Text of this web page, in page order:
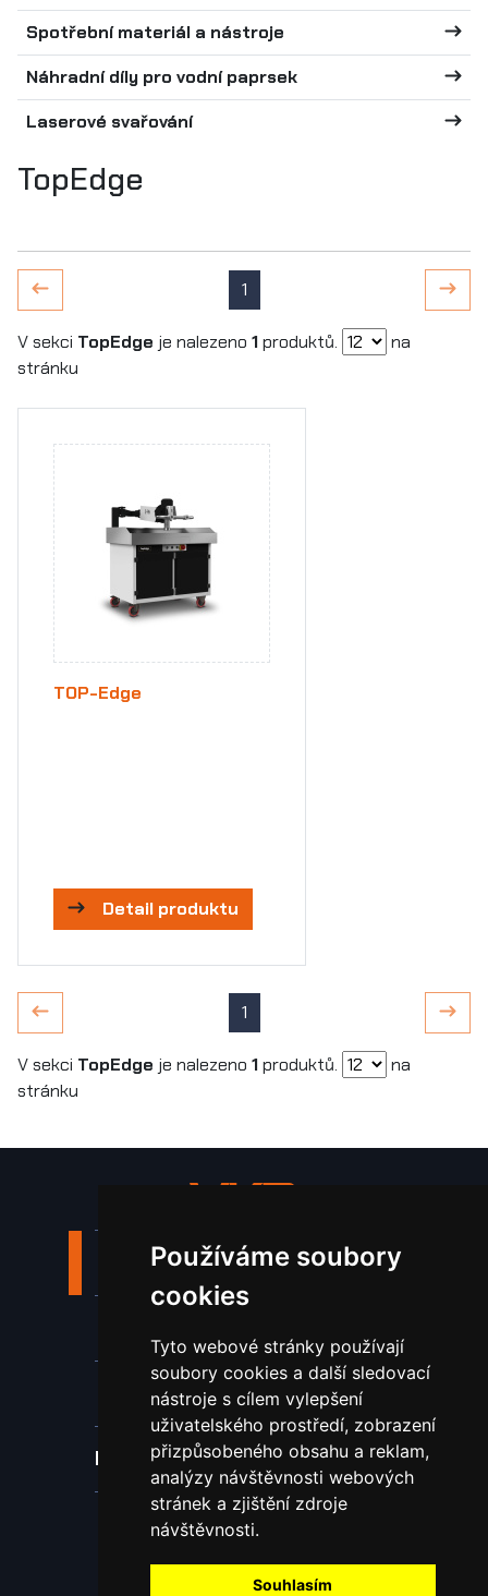
Používáme soubory
cookies
Tyto webové stránky používají
soubory cookies a další sledovací
nástroje s cílem vylepšení
uživatelského prostředí, zobrazení
přizpůsobeného obsahu a reklam,
analýzy návštěvnosti webových
stránek a zjištění zdroje
návštěvnosti.
Souhlasím
Spotřební materiál a nástroje
Náhradní díly pro vodní paprsek
Laserové svařování
TopEdge
1
V sekci TopEdge je nalezeno 1produktů.
na
stránku
TOP-Edge
Detail produktu
1
V sekci TopEdge je nalezeno 1produktů.
na
stránku
Stroje a zařízení
Spotřební materiál a nástroje
Náhradní díly pro vodní paprsek
Laserové svařování